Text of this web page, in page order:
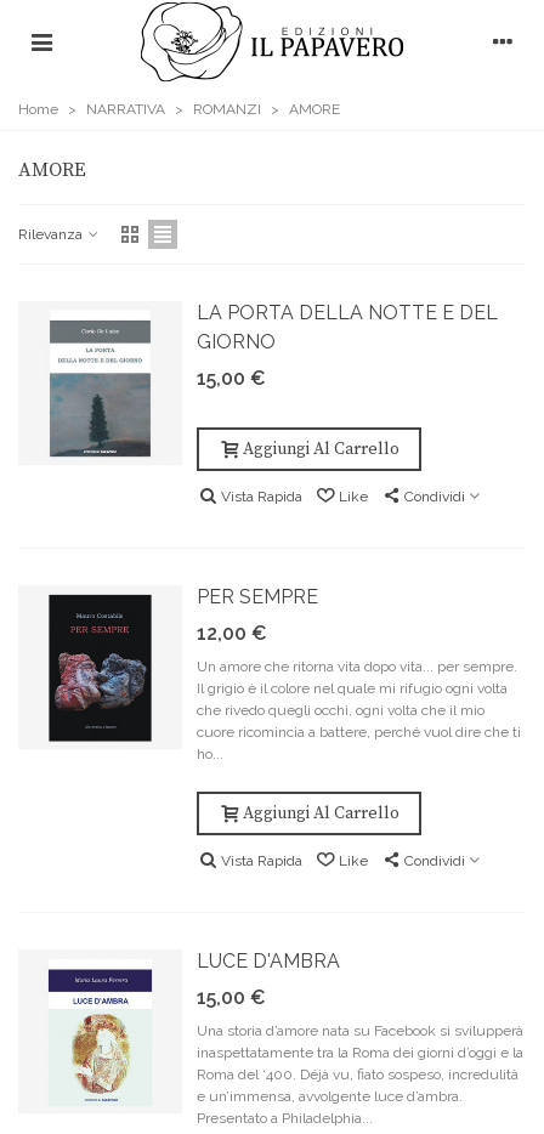
Home > NARRATIVA > ROMANZI > AMORE
AMORE
Rilevanza
LA PORTA DELLA NOTTE E DEL
GIORNO
15,00 €
Aggiungi Al Carrello
Vista Rapida Like Condividi
PER SEMPRE
12,00 €
Un amore che ritorna vita dopo vita... per sempre.
Il grigio è il colore nel quale mi rifugio ogni volta
che rivedo quegli occhi, ogni volta che il mio
cuore ricomincia a battere, perché vuol dire che ti
ho...
Aggiungi Al Carrello
Vista Rapida Like Condividi
LUCE D'AMBRA
15,00 €
Una storia d’amore nata su Facebook si svilupperà
inaspettatamente tra la Roma dei giorni d’oggi e la
Roma del ‘400. Déjà vu, fiato sospeso, incredulità
e un’immensa, avvolgente luce d’ambra.
Presentato a Philadelphia...